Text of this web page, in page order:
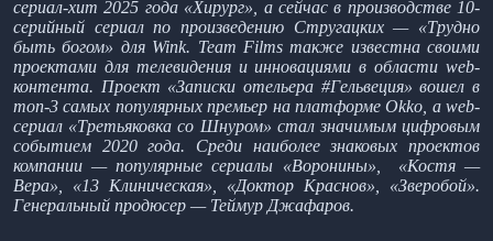
сериал-хит 2025 года «Хирург», а сейчас в производстве 10-
серийный сериал по произведению Стругацких — «Трудно
быть богом» для Wink. Team Films также известна своими
проектами для телевидения и инновациями в области web-
контента. Проект «Записки отельера #Гельвеция» вошел в
топ-3 самых популярных премьер на платформе Okko, а web-
сериал «Третьяковка со Шнуром» стал значимым цифровым
событием 2020 года. Среди наиболее знаковых проектов
компании — популярные сериалы «Воронины», «Костя —
Вера», «13 Клиническая», «Доктор Краснов», «Зверобой».
Генеральный продюсер — Теймур Джафаров.